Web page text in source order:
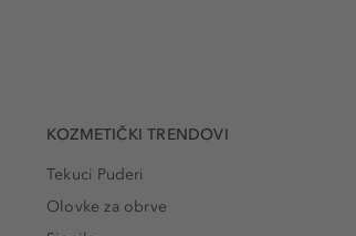
KOZMETIČKI TRENDOVI
Tekuci Puderi
Olovke za obrve